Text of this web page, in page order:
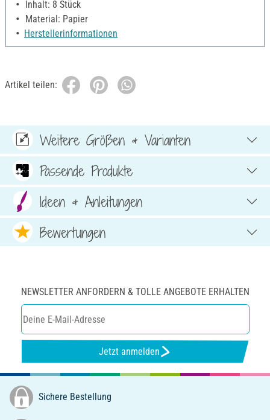
Inhalt: 8 Stück
Material: Papier
Herstellerinformationen
Artikel teilen:
Weitere Größen & Varianten
Passende Produkte
Ideen & Anleitungen
Bewertungen
NEWSLETTER ANFORDERN & TOLLE ANGEBOTE ERHALTEN
Jetzt anmelden
Sichere Bestellung